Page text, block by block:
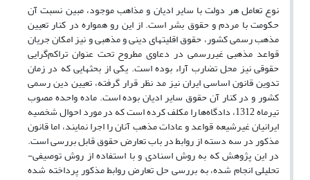
نوع تعامل هر دولت با سایر ادیان و مذاهب موجود، مبین نسبت آن
حکومت با مردم و حقوق بشر است. از این رو همواره در کنار تعیین
مذهب رسمی کشور، حقوق اقلیتهای دینی و مذهبی و نیز امکان جریان
قواعد مذهبی غیررسمی در دعاوی مطروح تحت عنوان تراکم‌گرایی
حقوقی نیز محل تضارب آراء بوده است. یکی از بحثهایی که در زمان
تدوین قانون اساسی ایران نیز مد نظر قرار گرفته، تعیین دین رسمی
کشور و در کنار آن حقوق سایر ادیان بوده است. ماده واحده مصوب
تیرماه 1312، دادگاه‌ها را مکلف کرده است که در مورد احوال شخصیه
ایرانیان غیرشیعه قواعد و عادات مذهب آنان را اجرا نمایند، اما قانون
مذکور در سه دسته از روابط در باب تعارض حقوق قابل بررسی است.
در این پژوهش که به روش اسنادی و با استفاده از روش توصیفی-
تحلیلی انجام شده، به بررسی حل تعارض روابط مذکور پرداخته شده